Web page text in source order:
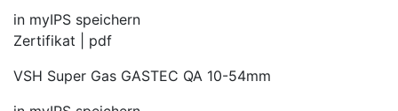
in myIPS speichern
Zertifikat | pdf
VSH Super Gas GASTEC QA 10-54mm